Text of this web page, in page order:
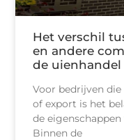
Het verschil
en andere
de uienhandel
Voor bedrijven
of export is het
de
Binnen de